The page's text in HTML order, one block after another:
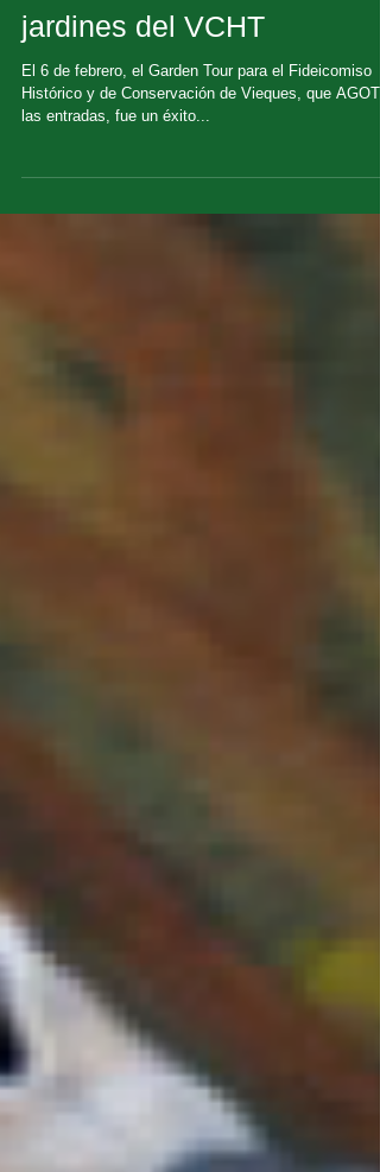
Informe de las visitas a los
jardines del VCHT
El 6 de febrero, el Garden Tour para el Fideicomiso